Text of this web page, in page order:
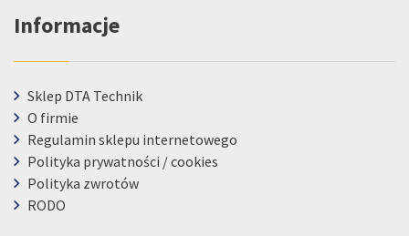
Informacje
Sklep DTA Technik
O firmie
Regulamin sklepu internetowego
Polityka prywatności / cookies
Polityka zwrotów
RODO